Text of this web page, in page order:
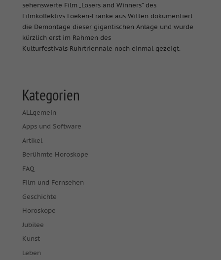
sehenswerte Film „Losers and Winners“ des
Filmkollektivs Loeken-Franke aus Witten dokumentiert
die Demontage dieser gigantischen Anlage und wurde
kürzlich erst im Rahmen des
Kulturfestivals Ruhrtriennale noch einmal gezeigt.
Kategorien
ALLgemein
Apps und Software
Artikel
Berühmte Horoskope
FAQ
Film und Fernsehen
Geschichte
Horoskope
Jubilee
Kunst
Leben